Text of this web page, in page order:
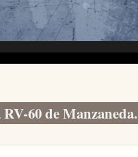
60 de Manzaneda.